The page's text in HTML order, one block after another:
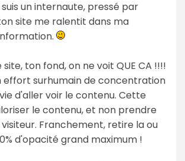
suis un internaute, pressé par
site me ralentit dans ma
site, ton fond, on ne voit QUE CA !!!!
effort surhumain de concentration
d'aller voir le contenu. Cette
le contenu, et non prendre
Franchement, retire la ou
d'opacité grand maximum !